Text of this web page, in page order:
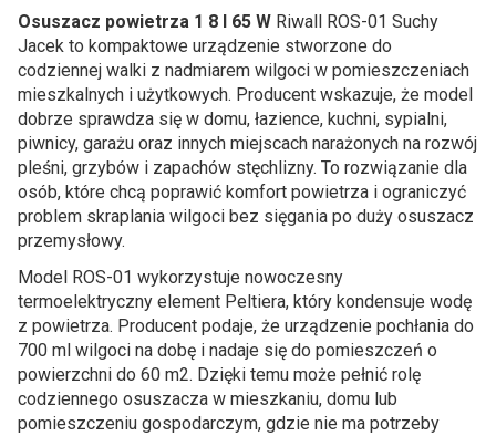
Osuszacz powietrza 1 8 l 65 W Riwall ROS-01 Suchy
Jacek to kompaktowe urządzenie stworzone do
codziennej walki z nadmiarem wilgoci w pomieszczeniach
mieszkalnych i użytkowych. Producent wskazuje, że model
dobrze sprawdza się w domu, łazience, kuchni, sypialni,
piwnicy, garażu oraz innych miejscach narażonych na rozwój
pleśni, grzybów i zapachów stęchlizny. To rozwiązanie dla
osób, które chcą poprawić komfort powietrza i ograniczyć
problem skraplania wilgoci bez sięgania po duży osuszacz
przemysłowy.
Model ROS-01 wykorzystuje nowoczesny
termoelektryczny element Peltiera, który kondensuje wodę
z powietrza. Producent podaje, że urządzenie pochłania do
700 ml wilgoci na dobę i nadaje się do pomieszczeń o
powierzchni do 60 m2. Dzięki temu może pełnić rolę
codziennego osuszacza w mieszkaniu, domu lub
pomieszczeniu gospodarczym, gdzie nie ma potrzeby